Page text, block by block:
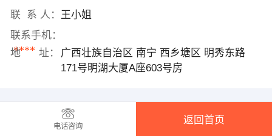
联 系 人： 王小姐
联系手机：
****
地 址：
广西壮族自治区 南宁 西乡塘区 明秀东路
171号明湖大厦A座603号房
电话咨询
返回首页